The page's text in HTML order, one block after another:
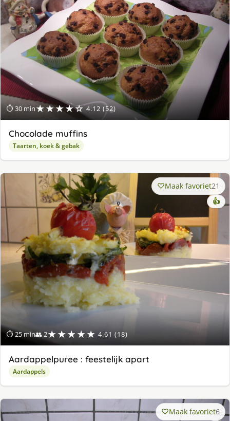
⏱ 30 min★★★★☆ 4.12 (52)
Chocolade muffins
Taarten, koek & gebak
⏱ 25 min👥 2★★★★★ 4.61 (18)
Maak favoriet21
👍
Aardappelpuree : feestelijk apart
Aardappels
Maak favoriet6